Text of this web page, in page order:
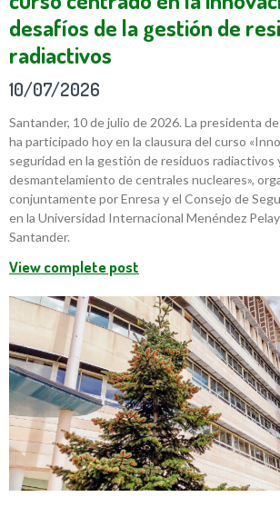
desafíos de la gestión de
radiactivos
10/07/2026
Santander, 10 de julio de 2026. La presidenta
ha participado hoy en la clausura del curso
seguridad en la gestión de residuos radiactivos
desmantelamiento de centrales nucleares»,
conjuntamente por Enresa y el Consejo de
en la Universidad Internacional Menéndez
Santander.
View complete post